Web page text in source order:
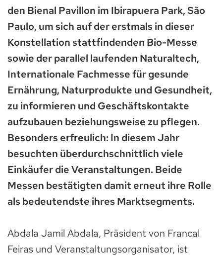
den Bienal Pavillon im Ibirapuera Park, São
Paulo, um sich auf der erstmals in dieser
Konstellation stattfindenden Bio-Messe
sowie der parallel laufenden Naturaltech,
Internationale Fachmesse für gesunde
Ernährung, Naturprodukte und Gesundheit,
zu informieren und Geschäftskontakte
aufzubauen beziehungsweise zu pflegen.
Besonders erfreulich: In diesem Jahr
besuchten überdurchschnittlich viele
Einkäufer die Veranstaltungen. Beide
Messen bestätigten damit erneut ihre Rolle
als bedeutendste ihres Marktsegments.
Abdala Jamil Abdala, Präsident von Francal
Feiras und Veranstaltungsorganisator, ist